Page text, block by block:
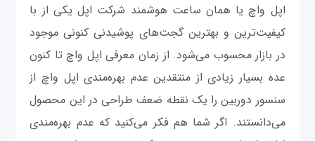
اپل واچ یا همان ساعت هوشمند شرکت اپل یکی از با
کیفیت‌ترین و بهترین گجت‌های پوشیدنی کنونی موجود
در بازار محسوب می‌شود. از زمان معرفی اپل واچ تا کنون
عده بسیار زیادی از منتقدین عدم بهره‌مندی اپل واچ از
سنسور دوربین را یک نقطه ضعف طراحی در این محصول
می‌دانستند. اگر شما هم فکر می‌کنید که عدم بهره‌مندی